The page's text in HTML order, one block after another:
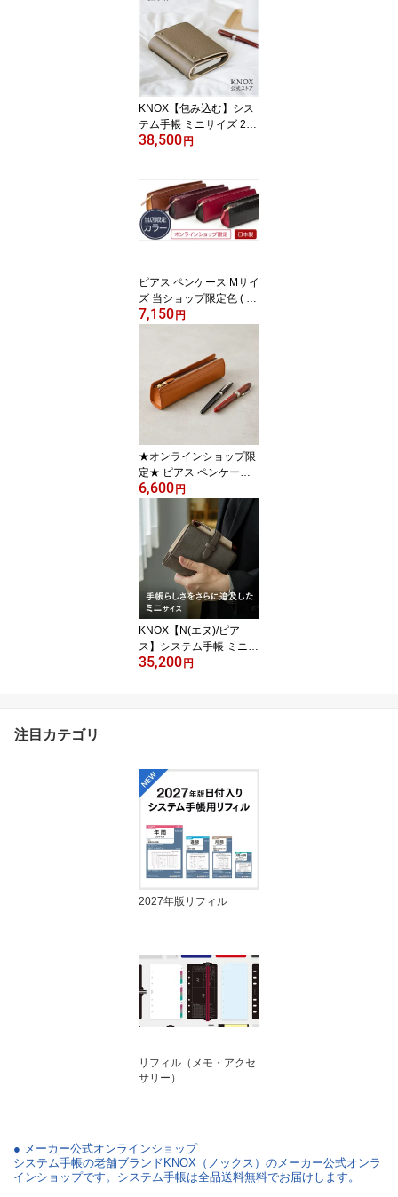
noxbrain レザー プレゼ
ント 革 ミニ手帳 ミニ5穴
リング 革手帳 カバー バ
インダー 5穴 ミニ5 M5
小さい ミニ ポケット手
帳 女性 男性 名前入れ 牛
革 )
KNOX【包み込む】シス
テム手帳 ミニサイズ 20
ミリ径 ( 手帳カバー 手帳
ス 6穴手帳 高級手帳 ミニ
6 リング 6穴 20mm おし
ゃれ システム手帳 小さ
め カバー 革手帳 プレゼ
グ式 )
38,500円
ピアス ペンケース Mサイ
ズ 当ショップ限定色 ( 革
高級 knoxbrain KNOX ノ
筆入れ ペンポーチ ペン
入れ レザーペンケース
大人 プレゼント おしゃ
れ 贈り物 万年筆 ギフト
7,150円
★オンラインショップ限
定★ ピアス ペンケースS
サイズ ( ペンケース 革 名
入れ 名前入れ おしゃれ
本革 レザー 女性 男性 ペ
ン入れ 筆入れ スリム プ
レゼント ギフト レザー
ペンケース 筆箱 コンパ
クト 大人 筆記具 ノック
ス 小さめ 革小物 本革ペ
ンケース 革製 牛革 )
6,600円
KNOX【N(エヌ)/ピア
ス】システム手帳 ミニサ
イズ 20ミリ径 ( 名入れ
ト ギフト バインダー カ
バー 革手帳 ビジネス手
帳 )
35,200円
注目カテゴリ
2027年版リフィル
リフィル（メモ・アクセ
サリー）
● メーカー公式オンラインショップ
システム手帳の老舗ブランドKNOX（ノックス）のメーカー公式オンラ
インショップです。システム手帳は全品送料無料でお届けします。